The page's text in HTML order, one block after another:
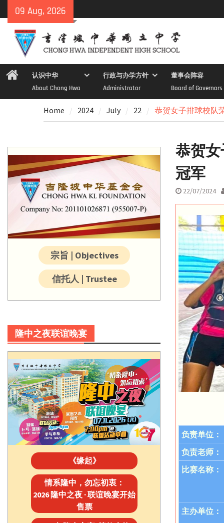
to
content
09 Aug, 2026
Home认识中华
About Chong Hwa
行政与办学方针
Administrator
董事会阵容
Board of Governors
Home 2024 July 22 恭贺女子排球校队
恭贺
冠军
22/07/2024
负责单位：
负责老师：
比赛名称：
主办单位：
宗旨 | Objectives
信托人 | Trustee
隆中之夜联谊晚宴
《缘起》
情系隆中，勿忘初衷：
2026 隆中之夜 · 联谊晚宴开始
售票